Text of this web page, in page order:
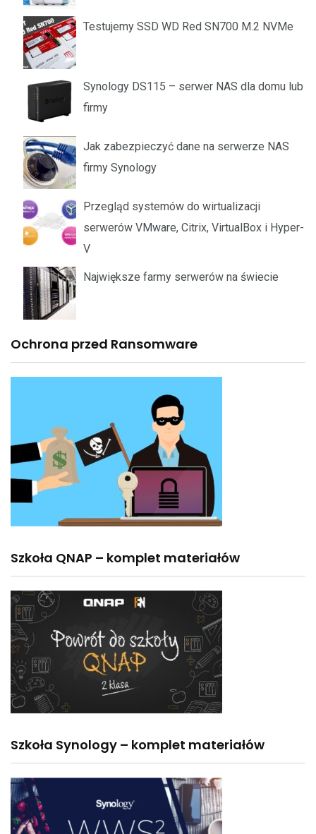
Testujemy SSD WD Red SN700 M.2 NVMe
Synology DS115 – serwer NAS dla domu lub
firmy
Jak zabezpieczyć dane na serwerze NAS
firmy Synology
Przegląd systemów do wirtualizacji
serwerów VMware, Citrix, VirtualBox i Hyper-
V
Największe farmy serwerów na świecie
Ochrona przed Ransomware
Szkoła QNAP – komplet materiałów
Szkoła Synology – komplet materiałów